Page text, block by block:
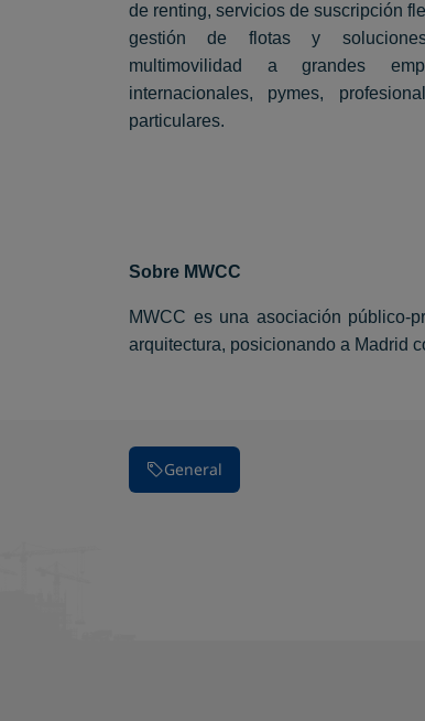
de renting, servicios de suscripción
gestión de flotas y
multimovilidad a grandes
internacionales, pymes,
particulares.
Sobre MWCC
MWCC es una asociación público-
arquitectura, posicionando a Madrid
General